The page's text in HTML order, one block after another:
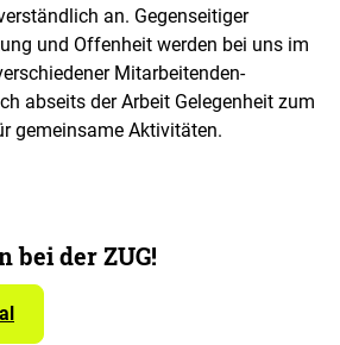
an. Gegenseitiger
und Offenheit werden bei uns im
Mitarbeitenden-
abseits der Arbeit Gelegenheit zum
gemeinsame Aktivitäten.
bei der ZUG!